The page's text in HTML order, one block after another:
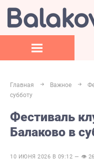
Главная Важное
субботу
Фестиваль
Балаково в
10 ИЮНЯ 2026 В 09:12 — 👁